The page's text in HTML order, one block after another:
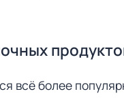
всё более